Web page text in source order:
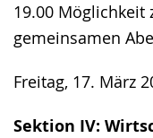
19.00 Möglichkeit
gemeinsamen
Freitag, 17. März
Sektion IV: